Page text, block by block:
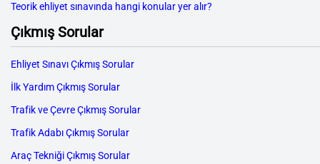
Teorik ehliyet sınavında hangi konular yer alır?
Çıkmış Sorular
Ehliyet Sınavı Çıkmış Sorular
İlk Yardım Çıkmış Sorular
Trafik ve Çevre Çıkmış Sorular
Trafik Adabı Çıkmış Sorular
Araç Tekniği Çıkmış Sorular